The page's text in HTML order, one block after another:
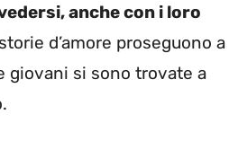
anche con i loro
d’amore proseguono a
giovani si sono trovate a